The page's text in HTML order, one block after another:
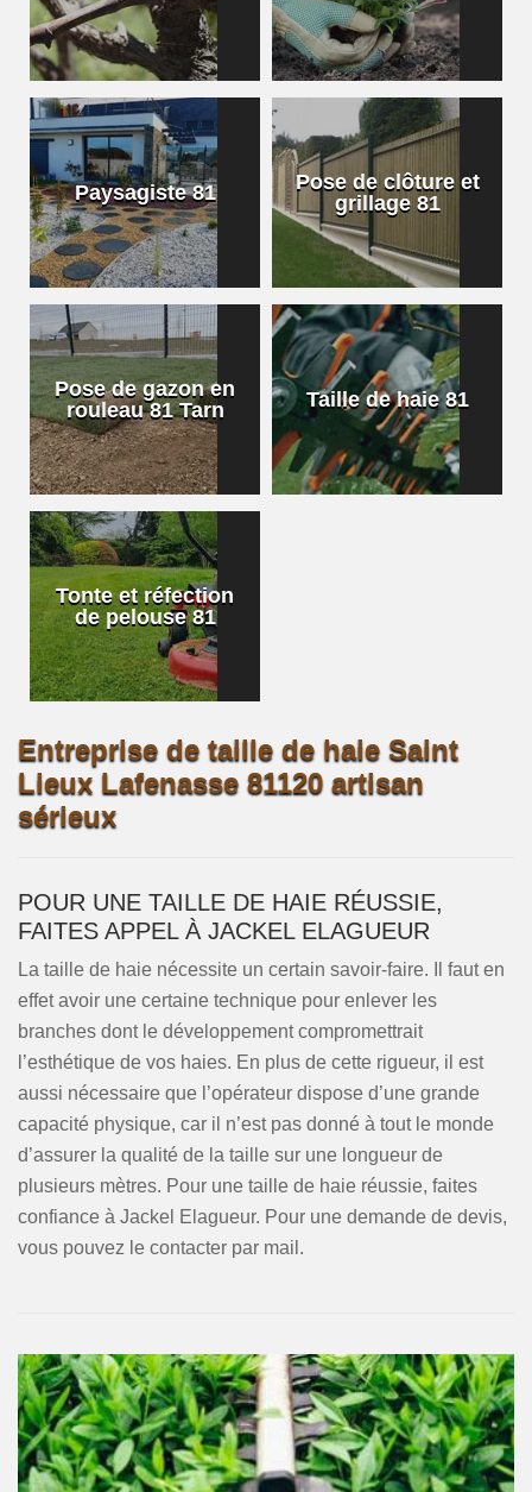
Paysagiste 81
Pose de clôture et
grillage 81
Pose de gazon en
rouleau 81 Tarn
Taille de haie 81
Tonte et réfection
de pelouse 81
Entreprise de taille de haie Saint
Lieux Lafenasse 81120 artisan
sérieux
POUR UNE TAILLE DE HAIE RÉUSSIE,
FAITES APPEL À JACKEL ELAGUEUR
La taille de haie nécessite un certain savoir-faire. Il faut en
effet avoir une certaine technique pour enlever les
branches dont le développement compromettrait
l’esthétique de vos haies. En plus de cette rigueur, il est
aussi nécessaire que l’opérateur dispose d’une grande
capacité physique, car il n’est pas donné à tout le monde
d’assurer la qualité de la taille sur une longueur de
plusieurs mètres. Pour une taille de haie réussie, faites
confiance à Jackel Elagueur. Pour une demande de devis,
vous pouvez le contacter par mail.